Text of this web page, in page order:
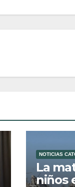
NOTICIAS
La
niños